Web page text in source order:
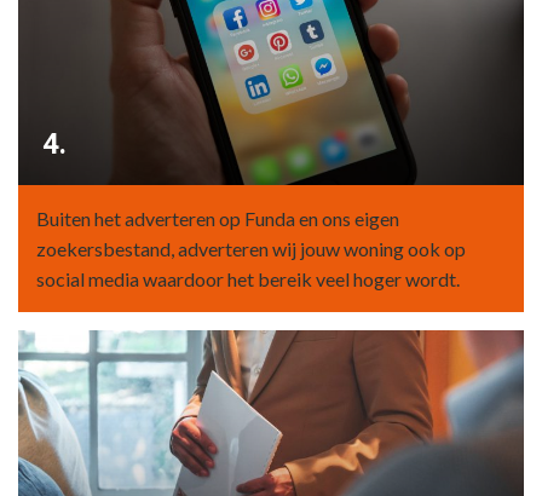
4.
Buiten het adverteren op Funda en ons eigen
zoekersbestand, adverteren wij jouw woning ook op
social media waardoor het bereik veel hoger wordt.